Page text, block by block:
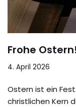
Frohe Ostern!
4. April 2026
Ostern ist ein
christlichen Kern